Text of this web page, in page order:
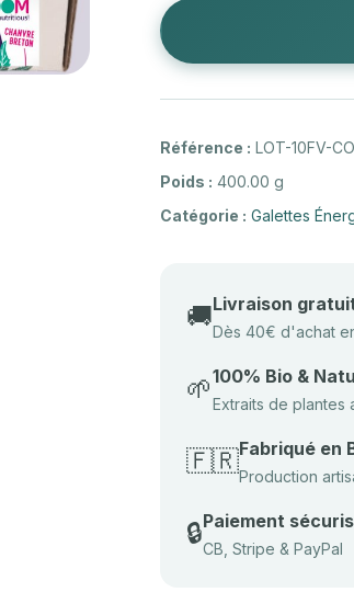
Référence : LOT-10FV-
Poids : 400.00 g
Catégorie : Galettes
🚚Livraison
Dès 40€ d'achat
🌱100% Bio &
Extraits de plantes
🇫🇷Fabriqué en
Production
🔒Paiement
CB, Stripe & PayPal